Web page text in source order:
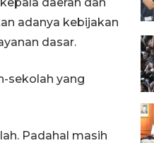
adanya kebijakan
dasar.
sekolah yang
Padahal masih